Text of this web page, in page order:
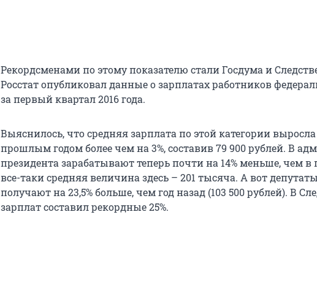
Рекордсменами по этому показателю стали Госдума и
Росстат опубликовал данные о зарплатах работников
за первый квартал 2016 года.
Выяснилось, что средняя зарплата по этой категории
прошлым годом более чем на 3%, составив 79 900 рублей. В
президента зарабатывают теперь почти на 14% меньше, чем в
все-таки средняя величина здесь – 201 тысяча. А вот
получают на 23,5% больше, чем год назад (103 500 рублей). В
зарплат составил рекордные 25%.